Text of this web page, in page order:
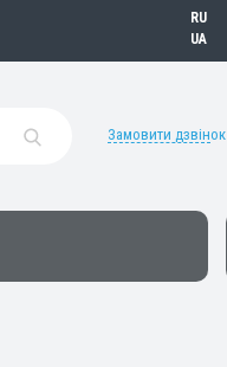
Замовити дзвінок